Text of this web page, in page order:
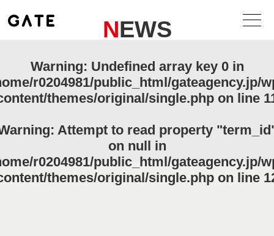
NEWS
Warning: Undefined array key 0 in
r0204981/public_html/gateagency.jp/
themes/original/single.php on line
: Attempt to read property
on null in
r0204981/public_html/gateagency.jp/
themes/original/single.phpon line